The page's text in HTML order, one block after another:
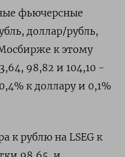
фьючерсные
доллар/рубль,
к этому
98,82 и 104,10 -
к доллару и 0,1%
к рублю на LSEG к